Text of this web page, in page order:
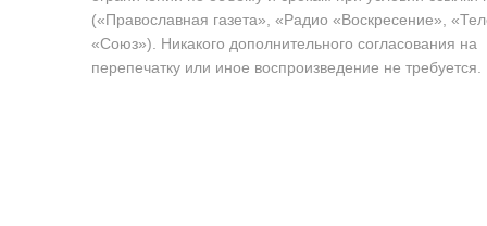
(«Православная газета», «Радио «Воскресение»,
«Союз»). Никакого дополнительного согласования на
перепечатку или иное воспроизведение не требуется.